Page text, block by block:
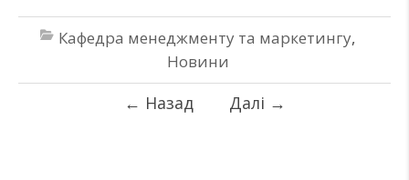
Кафедра менеджменту та маркетингу,
Новини
← Назад Далі →